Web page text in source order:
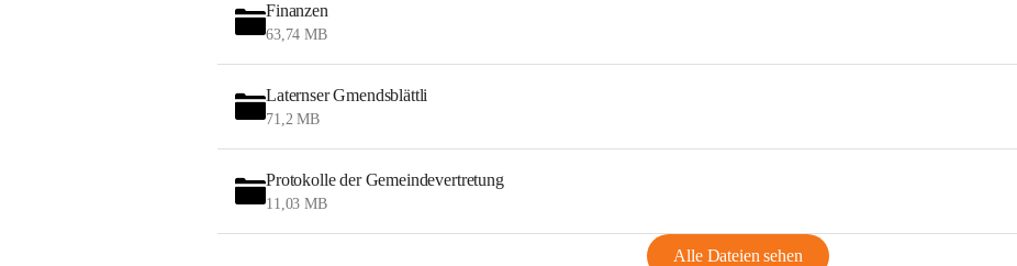
Finanzen
63,74 MB
Laternser Gmendsblättli
71,2 MB
Protokolle der Gemeindevertretung
11,03 MB
Alle Dateien sehen